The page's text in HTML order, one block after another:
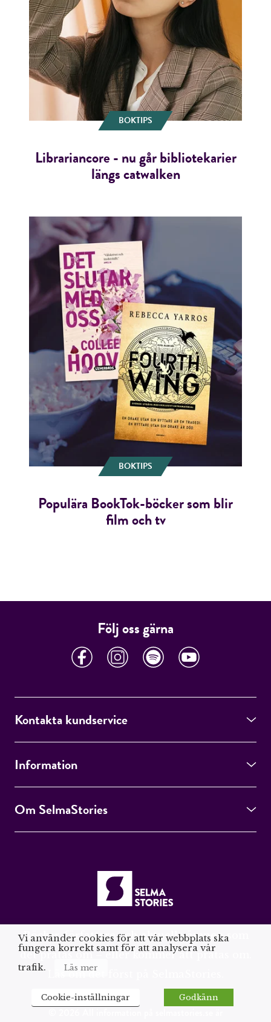
BOKTIPS
Librariancore - nu går bibliotekarier
längs catwalken
BOKTIPS
Populära BookTok-böcker som blir
film och tv
Följ oss gärna
Kontakta kundservice
Information
Om SelmaStories
Böcker, författare och aktuella ämnen som
det pratas om – eller kommer att pratas om.
Läs om det först på SelmaStories.
Vi använder cookies för att vår webbplats ska
fungera korrekt samt för att analysera vår
trafik.
Läs mer
Cookie-inställningar Godkänn